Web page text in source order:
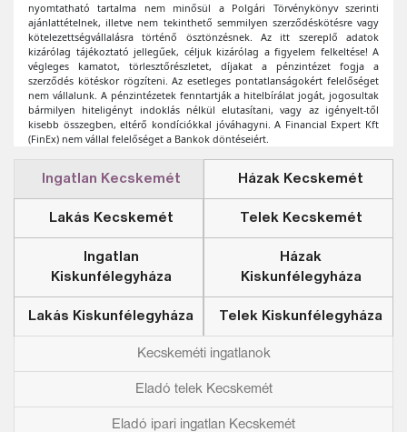
Ingatlan Kecskemét Házak Kecskemét
Lakás Kecskemét Telek Kecskemét
Ingatlan
Kiskunfélegyháza
Házak
Kiskunfélegyháza
Lakás Kiskunfélegyháza Telek Kiskunfélegyháza
Kecskeméti ingatlanok
Eladó telek Kecskemét
Eladó ipari ingatlan Kecskemét